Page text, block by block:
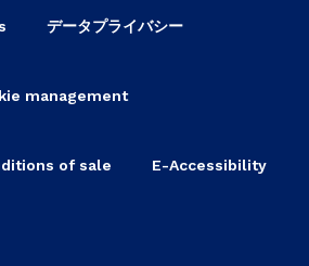
データプライバシー
management
of sale E-Accessibility